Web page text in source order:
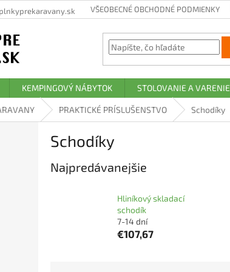
VŠEOBECNÉ OBCHODNÉ PODMIENKY
KEMPINGOVÝ NÁBYTOK STOLOVANIE A VARENIE
PRAKTICKÉ PRÍSLUŠENSTVO Schodíky
Schodíky
Najpredávanejšie
Hliníkový skladací
schodík
7-14 dní
€107,67